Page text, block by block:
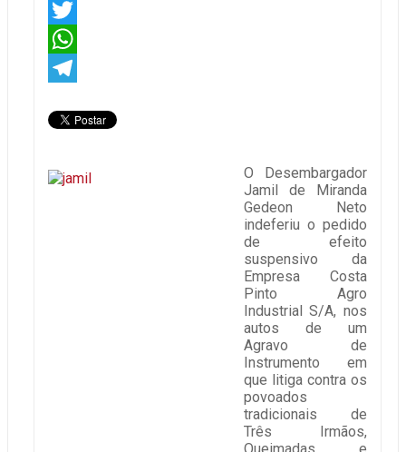
Facebook
Twitter
WhatsApp
O Desembargador
Jamil de Miranda
Gedeon Neto
indeferiu o pedido
de efeito
suspensivo da
Empresa Costa
Pinto Agro
Industrial S/A, nos
autos de um
Agravo de
Instrumento em
que litiga contra os
povoados
tradicionais de
Três Irmãos,